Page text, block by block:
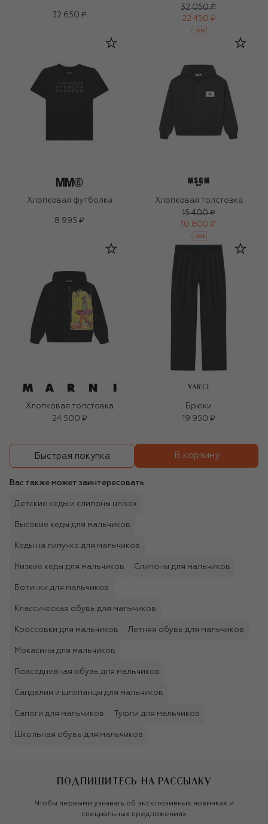
32 650 ₽
32 050 ₽
22 450 ₽
-30%
Хлопковая футболка
8 995 ₽
Хлопковая толстовка
15 400 ₽
10 800 ₽
-30%
Хлопковая толстовка
24 500 ₽
VARCI
Брюки
19 950 ₽
Быстрая покупка В корзину
Вас также может заинтересовать
Детские кеды и слипоны unisex
Высокие кеды для мальчиков
Кеды на липучке для мальчиков
Низкие кеды для мальчиков Слипоны для мальчиков
Ботинки для мальчиков
Классическая обувь для мальчиков
Кроссовки для мальчиков Летняя обувь для мальчиков
Мокасины для мальчиков
Повседневная обувь для мальчиков
Сандалии и шлепанцы для мальчиков
Сапоги для мальчиков Туфли для мальчиков
Школьная обувь для мальчиков
ПОДПИШИТЕСЬ НА РАССЫЛКУ
Чтобы первыми узнавать об эксклюзивных новинках и
специальных предложениях